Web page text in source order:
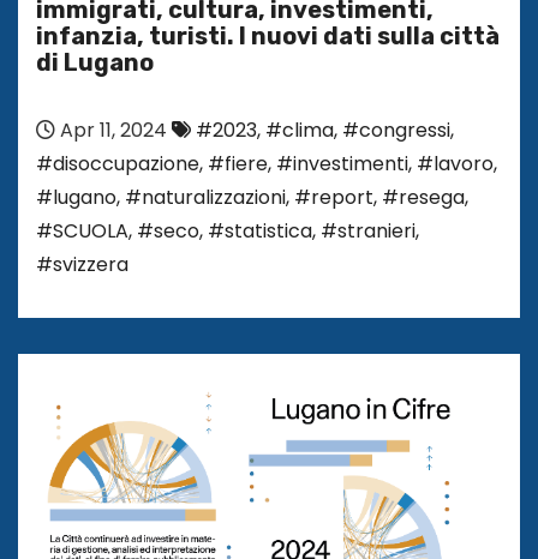
immigrati, cultura, investimenti,
infanzia, turisti. I nuovi dati sulla città
di Lugano
Apr 11, 2024 #2023, #clima, #congressi,
#disoccupazione, #fiere, #investimenti, #lavoro,
#lugano, #naturalizzazioni, #report, #resega,
#SCUOLA, #seco, #statistica, #stranieri,
#svizzera